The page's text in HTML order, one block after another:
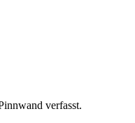
verfasst.